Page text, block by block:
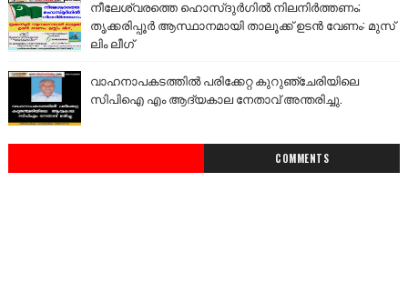
നീലേശ്വരത്തെ ഹൊസ്ദുർഗിൽ നിലനിർത്തണം;
തൃക്കരിപ്പൂർ ആസ്ഥാനമായി താലൂക്ക് ഉടൻ വേണം: മുസ്
ലിം ലീഗ്
വാഹനാപകടത്തിൽ പരിക്കേറ്റ കുറുഞ്ചേരിയിലെ
സിപിഐ എം ആദ്യകാല നേതാവ് അന്തരിച്ചു.
COMMENTS